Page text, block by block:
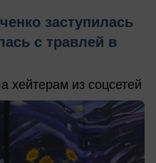
заступилась
с травлей в
хейтерам из соцсетей